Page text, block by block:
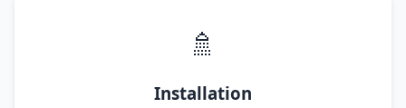
🚿
Installation